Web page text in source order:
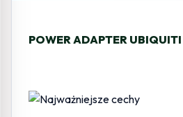
POWER ADAPTER